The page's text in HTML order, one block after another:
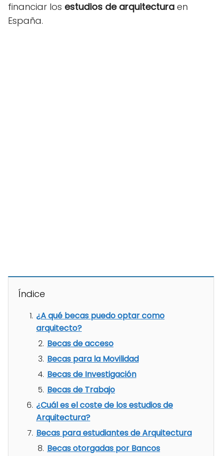
financiar los estudios de arquitectura en
España.
Índice
¿A qué becas puedo optar como
arquitecto?
Becas de acceso
Becas para la Movilidad
Becas de Investigación
Becas de Trabajo
¿Cuál es el coste de los estudios de
Arquitectura?
Becas para estudiantes de Arquitectura
Becas otorgadas por Bancos